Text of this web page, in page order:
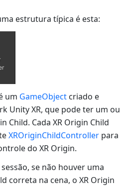
estrutura típica é esta:
um GameObject criado e
Unity XR, que pode ter um ou
Child. Cada XR Origin Child
XROriginChildController para
do XR Origin.
se não houver uma
correta na cena, o XR Origin